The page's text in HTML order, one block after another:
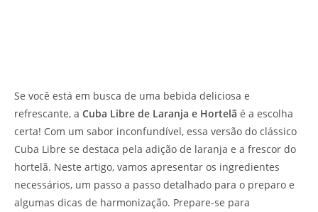
Se você está em busca de uma bebida deliciosa e
refrescante, a Cuba Libre de Laranja e Hortelã é a escolha
certa! Com um sabor inconfundível, essa versão do clássico
Cuba Libre se destaca pela adição de laranja e a frescor do
hortelã. Neste artigo, vamos apresentar os ingredientes
necessários, um passo a passo detalhado para o preparo e
algumas dicas de harmonização. Prepare-se para